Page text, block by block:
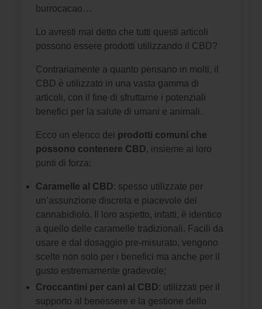
burrocacao…
Lo avresti mai detto che tutti questi articoli
possono essere prodotti utilizzando il CBD?
Contrariamente a quanto pensano in molti, il
CBD è utilizzato in una vasta gamma di
articoli, con il fine di sfruttarne i potenziali
benefici per la salute di umani e animali.
Ecco un elenco dei prodotti comuni che
possono contenere CBD, insieme ai loro
punti di forza:
Caramelle al CBD: spesso utilizzate per
un’assunzione discreta e piacevole del
cannabidiolo. Il loro aspetto, infatti, è identico
a quello delle caramelle tradizionali. Facili da
usare e dal dosaggio pre-misurato, vengono
scelte non solo per i benefici ma anche per il
gusto estremamente gradevole;
Croccantini per cani al CBD: utilizzati per il
supporto al benessere e la gestione dello